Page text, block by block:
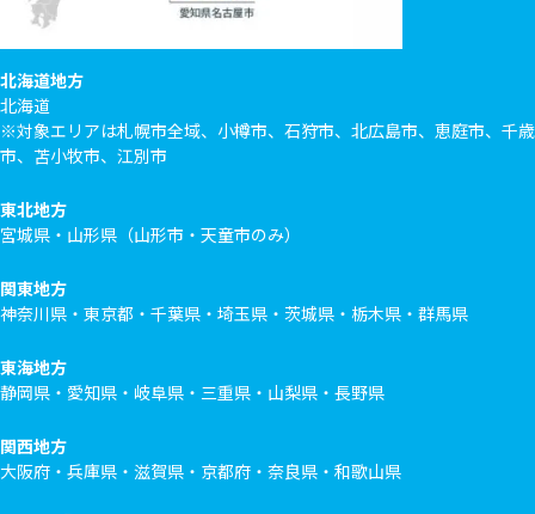
北海道地方
北海道
※対象エリアは札幌市全域、小樽市、石狩市、北広島市、恵庭市、千歳
市、苫小牧市、江別市
東北地方
宮城県・山形県（山形市・天童市のみ）
関東地方
神奈川県・東京都・千葉県・埼玉県・茨城県・栃木県・群馬県
東海地方
静岡県・愛知県・岐阜県・三重県・山梨県・長野県
関西地方
大阪府・兵庫県・滋賀県・京都府・奈良県・和歌山県